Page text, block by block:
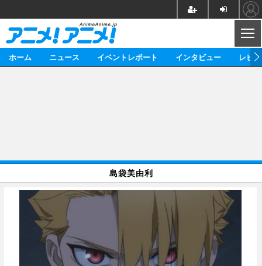
イベント
海外イベント ビジネス
俳優・タレント アーティスト
ビジネス
レビュー
アニメ 実写
書評
ゲーム
動画
アニメ 映画/ドラマ
アニメ！アニメ！TV ABEMA Cafe
連載・コラム
ホーム ニュース イベントレポート インタビュー レビ
島袋美由利